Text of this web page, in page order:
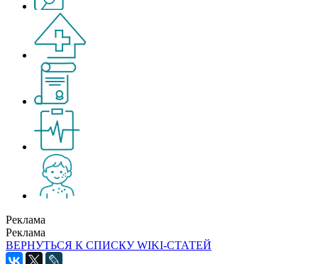
Реклама
Реклама
ВЕРНУТЬСЯ К СПИСКУ WIKI-СТАТЕЙ